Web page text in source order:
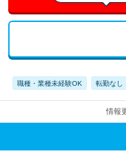
職種・業種未経験OK 転勤なし
情報